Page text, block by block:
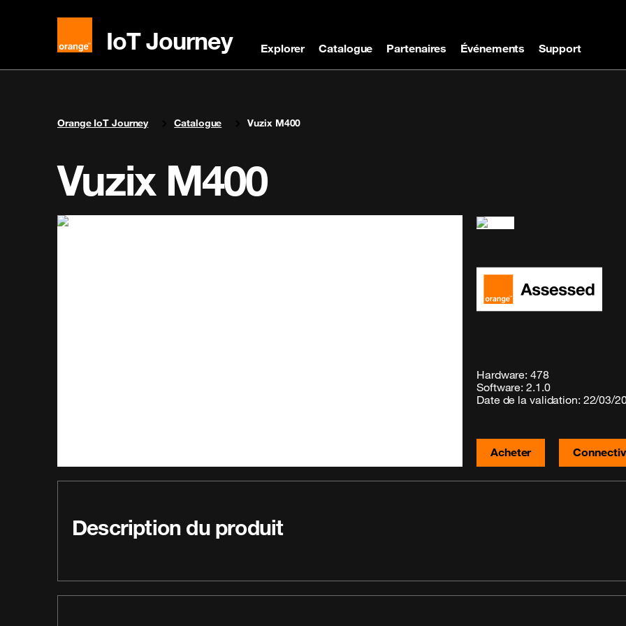
IoT Journey Explorer Catalogue Partenaires Événements Support
You are here:
Orange IoT Journey Catalogue Vuzix M400
Vuzix M400
Hardware: 478
Software: 2.1.0
Date de la validation: 22/03/
Acheter
Description du produit